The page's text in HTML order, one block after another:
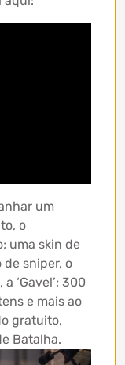
um
o
uma skin de
de sniper, o
‘Gavel’; 300
e mais ao
gratuito,
Batalha.